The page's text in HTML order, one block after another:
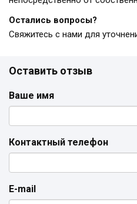
Остались вопросы?
Свяжитесь с нами для
Оставить отзыв
Ваше имя
Контактный телефон
E-mail